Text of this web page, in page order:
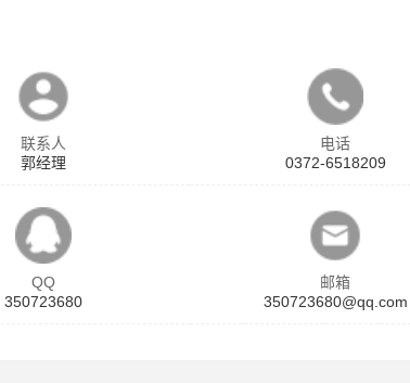
联系人
郭经理
电话
0372-6518209
QQ
350723680
邮箱
350723680@qq.com